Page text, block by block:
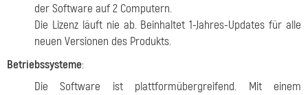
der Software auf 2 Computern.
Die Lizenz läuft nie ab. Beinhaltet 1-Jahres-Updates für alle
neuen Versionen des Produkts.
Betriebssysteme:
Die Software ist plattformübergreifend. Mit einem